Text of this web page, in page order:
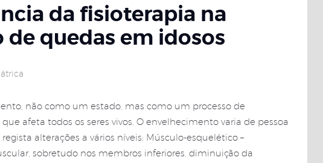
da fisioterapia na
de quedas em idosos
não como um estado, mas como um processo de
afeta todos os seres vivos. O envelhecimento varia de pessoa
alterações a vários níveis: Músculo-esquelético –
sobretudo nos membros inferiores, diminuição da